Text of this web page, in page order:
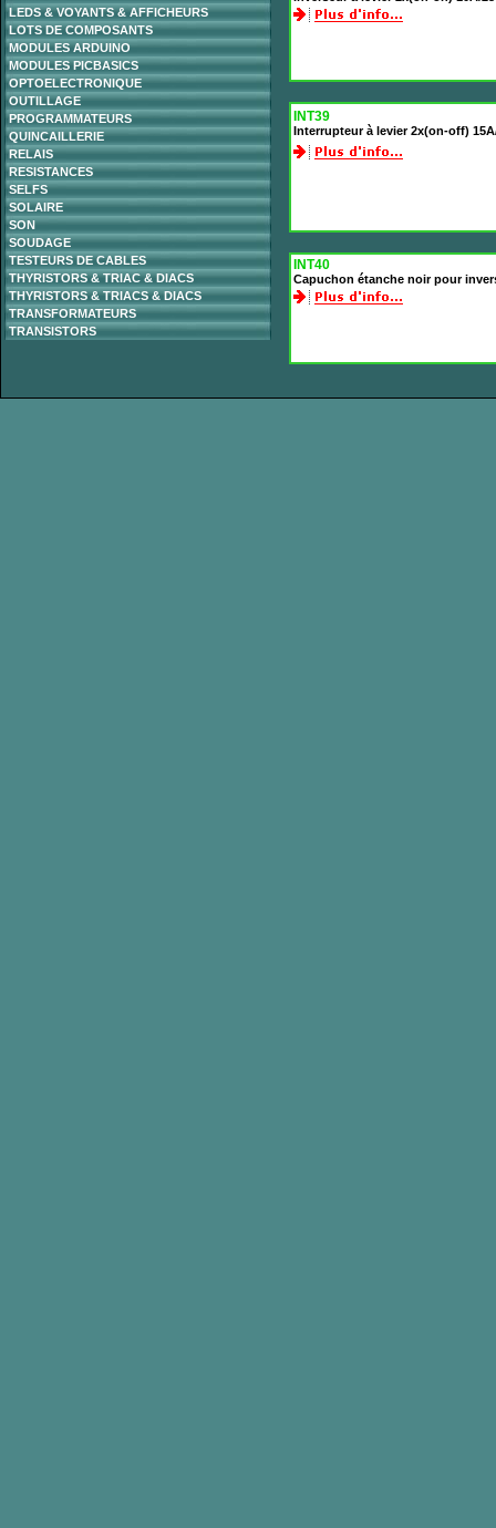
LEDS & VOYANTS & AFFICHEURS
LOTS DE COMPOSANTS
MODULES ARDUINO
MODULES PICBASICS
OPTOELECTRONIQUE
OUTILLAGE
PROGRAMMATEURS
QUINCAILLERIE
RELAIS
RESISTANCES
SELFS
SOLAIRE
SON
SOUDAGE
TESTEURS DE CABLES
THYRISTORS & TRIAC & DIACS
THYRISTORS & TRIACS & DIACS
TRANSFORMATEURS
TRANSISTORS
INT39
Interrupteur à levier 2x(on-off)
INT40
Capuchon étanche noir pour